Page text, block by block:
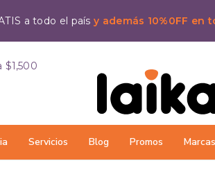
a todo el paísy además 10%0FF en
Servicios Blog Promos Marcas
$1,500